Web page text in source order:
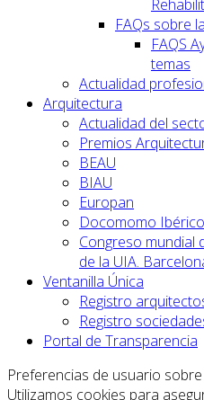
FAQs sobre
FAQS
temas
Actualidad
Arquitectura
Actualidad del
Premios
BEAU
BIAU
Europan
Docomomo Ibérico
Congreso mundial
de la UIA.
Ventanilla Única
Registro
Registro
Portal de Transparencia
Preferencias de usuario
Utilizamos cookies para